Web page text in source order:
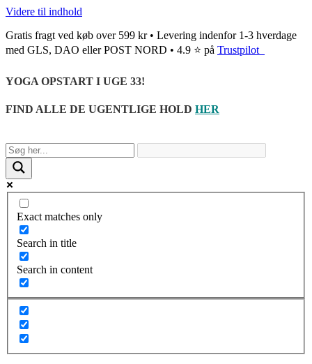
Videre til indhold
Gratis fragt ved køb over 599 kr • Levering indenfor 1-3 hverdage
med GLS, DAO eller POST NORD • 4.9 ⭐ på Trustpilot
YOGA OPSTART I UGE 33!
FIND ALLE DE UGENTLIGE HOLD HER
Exact matches only
Search in title
Search in content